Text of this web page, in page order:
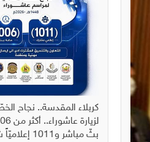
كربلاء المقدسة.. نجاح
بثّ مباشر